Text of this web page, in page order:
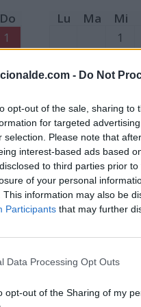
- Do Not
opt-out of the sale, sharing
for targeted
selection. Please note that
interest-based ads based
to third parties prior
of your personal
This information may also be
Participants that may further
Data Processing Opt Outs
opt-out of the Sharing of my
Do
1
15
22
29
Lu Ma Mi
1
13
14 15
20
21 22
27
28
Do